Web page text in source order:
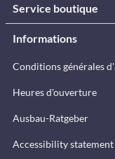
Service boutique
Informations
Conditions générales
Heures d'ouverture
Ausbau-Ratgeber
Accessibility statement